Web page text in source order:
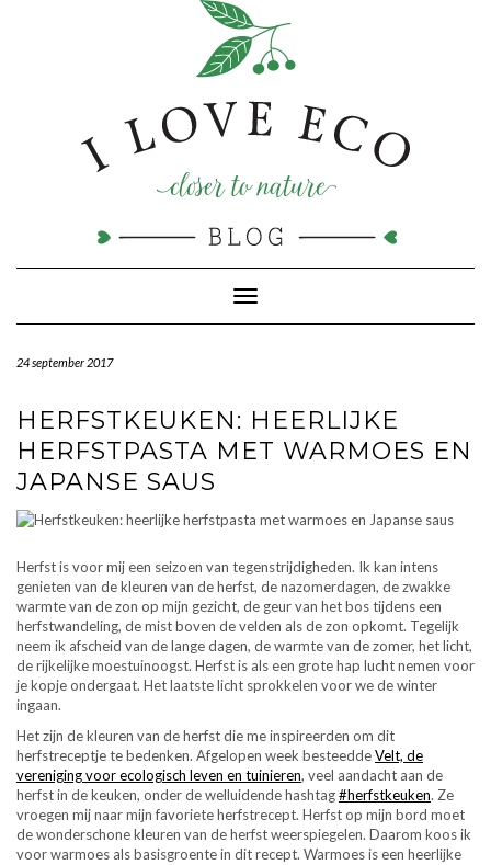
Toggle navigatie
24 september 2017
HERFSTKEUKEN: HEERLIJKE
HERFSTPASTA MET WARMOES EN
JAPANSE SAUS
Herfst is voor mij een seizoen van tegenstrijdigheden. Ik kan intens
genieten van de kleuren van de herfst, de nazomerdagen, de zwakke
warmte van de zon op mijn gezicht, de geur van het bos tijdens een
herfstwandeling, de mist boven de velden als de zon opkomt. Tegelijk
neem ik afscheid van de lange dagen, de warmte van de zomer, het licht,
de rijkelijke moestuinoogst. Herfst is als een grote hap lucht nemen voor
je kopje ondergaat. Het laatste licht sprokkelen voor we de winter
ingaan.
Het zijn de kleuren van de herfst die me inspireerden om dit
herfstreceptje te bedenken. Afgelopen week besteeddeVelt, de
vereniging voor ecologisch leven en tuinieren, veel aandacht aan de
herfst in de keuken, onder de welluidende hashtag#herfstkeuken. Ze
vroegen mij naar mijn favoriete herfstrecept. Herfst op mijn bord moet
de wonderschone kleuren van de herfst weerspiegelen. Daarom koos ik
voor warmoes als basisgroente in dit recept. Warmoes is een heerlijke